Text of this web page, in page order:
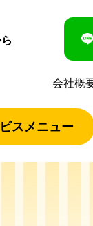
会社概
スメニュー